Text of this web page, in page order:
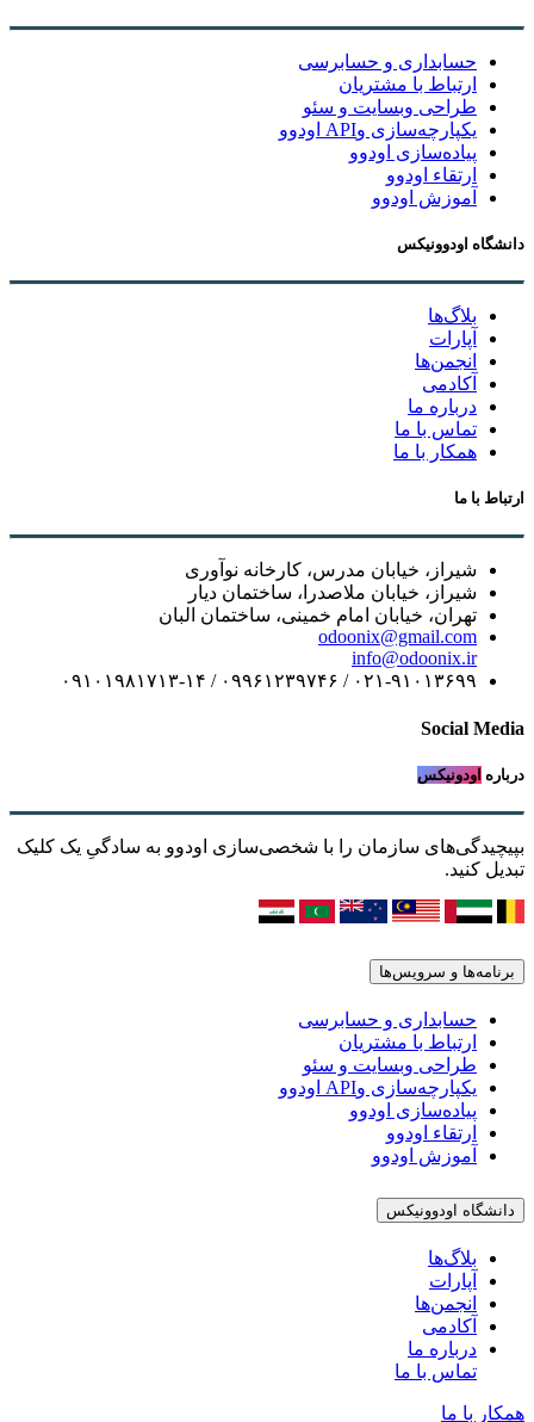
حسابداری و حسابرسی
ارتباط با مشتریان
طراحی وبسایت و سئو
یکپارچه‌سازی وAPI اودوو
پیاده‌سازی اودوو
ارتقاء اودوو
آموزش اودوو
دانشگاه اودوونیکس
بلاگ‌ها
آپارات
انجمن‌ها
آکادمی
درباره ما
تماس با ما
همکار با ما
ارتباط با ما
شیراز، خیابان مدرس، کارخانه نوآوری
شیراز، خیابان ملاصدرا، ساختمان دیار
تهران، خیابان امام خمینی، ساختمان البان
odoonix@gmail.com
info@odoonix.ir
۰۲۱-۹۱۰۱۳۶۹۹ / ۰۹۹۶۱۲۳۹۷۴۶ / ۰۹۱۰۱۹۸۱۷۱۳-۱۴
Social Media
درباره اودونیکس
بپیچیدگی‌های سازمان را با شخصی‌سازی اودوو به سادگیِ یک کلیک
تبدیل کنید.
برنامه‌ها و سرویس‌ها
حسابداری و حسابرسی
ارتباط با مشتریان
طراحی وبسایت و سئو
یکپارچه‌سازی وAPI اودوو
پیاده‌سازی اودوو
ارتقاء اودوو
آموزش اودوو
دانشگاه اودوونیکس
بلاگ‌ها
آپارات
انجمن‌ها
آکادمی
درباره ما
تماس با ما
همکار با ما